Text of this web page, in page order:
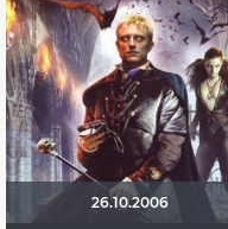
26.10.2006